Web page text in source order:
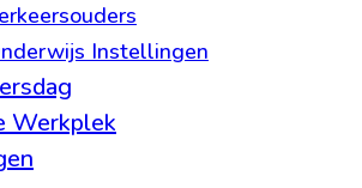
Instellingen
Werkplek